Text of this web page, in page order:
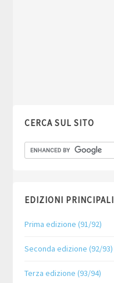
CERCA SUL SITO
EDIZIONI PRINCIPALI
Prima edizione (91/92)
Seconda edizione (92/93)
Terza edizione (93/94)